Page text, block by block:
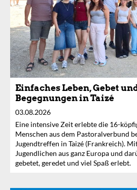
Einfaches Leben, Gebet
Begegnungen in Taizé
03.08.2026
Eine intensive Zeit erlebte die 16-
Menschen aus dem Pastoralverbund
Jugendtreffen in Taizé (Frankreich).
Jugendlichen aus ganz Europa und
gebetet, geredet und viel Spaß erlebt.